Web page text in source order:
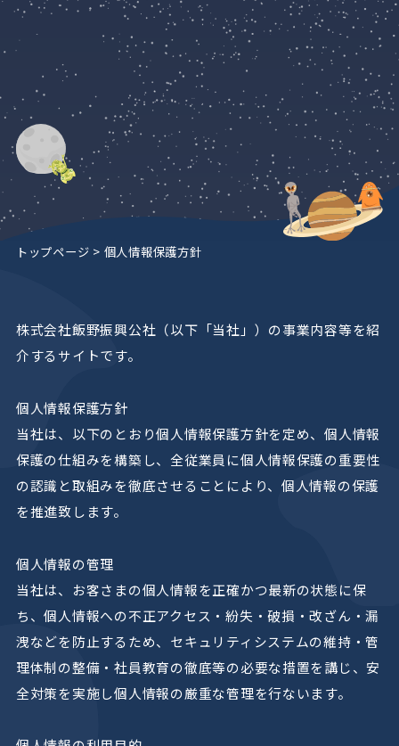
トップページ > 個人情報保護方針
株式会社飯野振興公社（以下「当社」）の事業内容等を紹
介するサイトです。
個人情報保護方針
当社は、以下のとおり個人情報保護方針を定め、個人情報
保護の仕組みを構築し、全従業員に個人情報保護の重要性
の認識と取組みを徹底させることにより、個人情報の保護
を推進致します。
個人情報の管理
当社は、お客さまの個人情報を正確かつ最新の状態に保
ち、個人情報への不正アクセス・紛失・破損・改ざん・漏
洩などを防止するため、セキュリティシステムの維持・管
理体制の整備・社員教育の徹底等の必要な措置を講じ、安
全対策を実施し個人情報の厳重な管理を行ないます。